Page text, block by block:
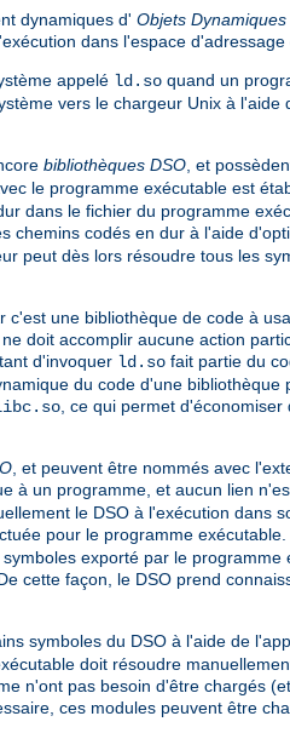
dynamiques d' Objets
dans l'espace
appelé ld.so quand un
vers le chargeur Unix à l'aide
bibliothèques DSO, et
le programme exécutable est
dans le fichier du programme
chemins codés en dur à l'aide
peut dès lors résoudre tous les
une bibliothèque de code à
doit accomplir aucune action
d'invoquer ld.so fait partie du
du code d'une bibliothèque
, ce qui permet
, et peuvent être nommés avec
à un programme, et aucun lien
le DSO à l'exécution dans
pour le programme
exporté par le programme
cette façon, le DSO prend
symboles du DSO à l'aide de
doit résoudre
n'ont pas besoin d'être chargés
ces modules peuvent être